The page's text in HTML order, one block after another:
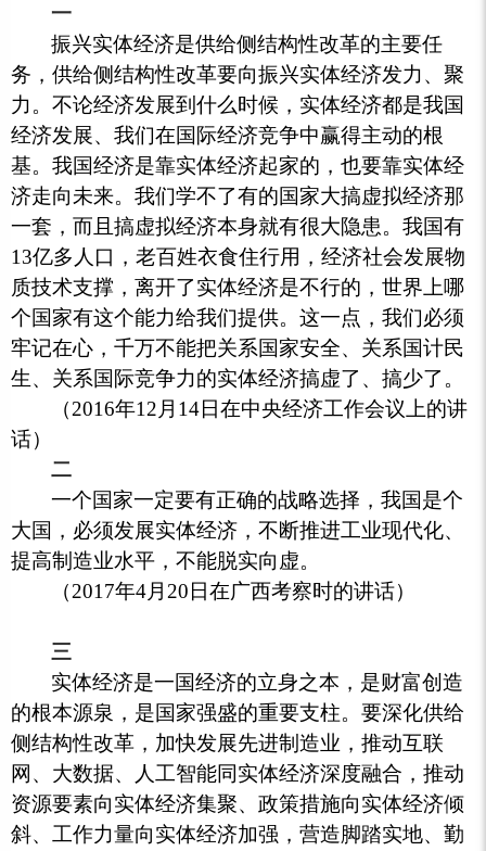
一
振兴实体经济是供给侧结构性改革的主要任
务，供给侧结构性改革要向振兴实体经济发力、聚
力。不论经济发展到什么时候，实体经济都是我国
经济发展、我们在国际经济竞争中赢得主动的根
基。我国经济是靠实体经济起家的，也要靠实体经
济走向未来。我们学不了有的国家大搞虚拟经济那
一套，而且搞虚拟经济本身就有很大隐患。我国有
13亿多人口，老百姓衣食住行用，经济社会发展物
质技术支撑，离开了实体经济是不行的，世界上哪
个国家有这个能力给我们提供。这一点，我们必须
牢记在心，千万不能把关系国家安全、关系国计民
生、关系国际竞争力的实体经济搞虚了、搞少了。
（2016年12月14日在中央经济工作会议上的讲
话）
二
一个国家一定要有正确的战略选择，我国是个
大国，必须发展实体经济，不断推进工业现代化、
提高制造业水平，不能脱实向虚。
（2017年4月20日在广西考察时的讲话）
三
实体经济是一国经济的立身之本，是财富创造
的根本源泉，是国家强盛的重要支柱。要深化供给
侧结构性改革，加快发展先进制造业，推动互联
网、大数据、人工智能同实体经济深度融合，推动
资源要素向实体经济集聚、政策措施向实体经济倾
斜、工作力量向实体经济加强，营造脚踏实地、勤